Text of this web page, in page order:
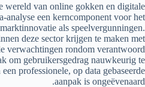
wereld van online gokken en digitale
analyse een kerncomponent voor het
als speelvergunningen.
deze sector krijgen te maken met
verwachtingen rondom verantwoord
om gebruikersgedrag nauwkeurig te
professionele, op data gebaseerde
aanpak is ongeëvenaard.